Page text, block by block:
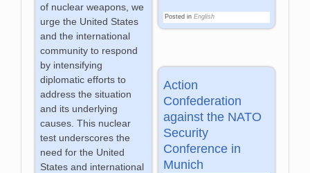
Posted in English
of nuclear weapons, we
urge the United States
and the international
community to respond
by intensifying
diplomatic efforts to
address the situation
and its underlying
causes. This nuclear
test underscores the
need for the United
States and international
Action
Confederation
against the NATO
Security
Conference in
Munich